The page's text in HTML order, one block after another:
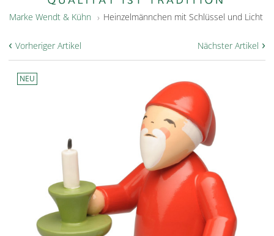
Marke Wendt & Kühn Heinzelmännchen mit Schlüssel und Licht
Nächster Artikel ›
‹ Vorheriger Artikel
NEU